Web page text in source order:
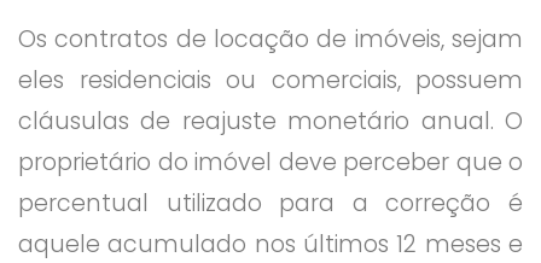
Os contratos de locação de imóveis, sejam
eles residenciais ou comerciais, possuem
cláusulas de reajuste monetário anual. O
proprietário do imóvel deve perceber que o
percentual utilizado para a correção é
aquele acumulado nos últimos 12 meses e